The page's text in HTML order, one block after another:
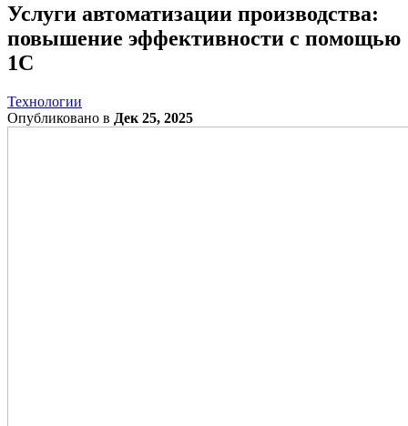
Услуги автоматизации производства:
повышение эффективности с помощью
1С
Технологии
Опубликовано в Дек 25, 2025